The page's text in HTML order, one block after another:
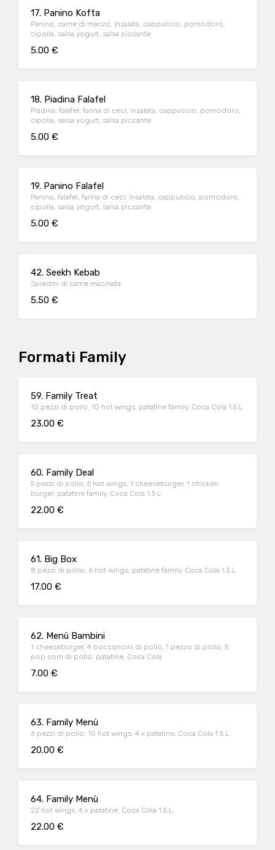
17. Panino Kofta
Panino, carne di manzo, insalata, cappuccio, pomodoro,
cipolla, salsa yogurt, salsa piccante
5.00 €
18. Piadina Falafel
Piadina, falafel, farina di ceci, insalata, cappuccio, pomodoro,
cipolla, salsa yogurt, salsa piccante
5.00 €
19. Panino Falafel
Panino, falafel, farina di ceci, insalata, cappuccio, pomodoro,
cipolla, salsa yogurt, salsa piccante
5.00 €
42. Seekh Kebab
Spiedini di carne macinata
5.50 €
Formati Family
59. Family Treat
10 pezzi di pollo, 10 hot wings, patatine family, Coca Cola 1.5 L
23.00 €
60. Family Deal
5 pezzi di pollo, 5 hot wings, 1 cheeseburger, 1 chicken
burger, patatine family, Coca Cola 1.5 L
22.00 €
61. Big Box
8 pezzi di pollo, 6 hot wings, patatine family, Coca Cola 1.5 L
17.00 €
62. Menù Bambini
1 cheeseburger, 4 bocconcini di pollo, 1 pezzo di pollo, 5
pop corn di pollo, patatine, Coca Cola
7.00 €
63. Family Menù
6 pezzi di pollo, 10 hot wings, 4 x patatine, Coca Cola 1.5 L
20.00 €
64. Family Menù
22 hot wings, 4 x patatine, Coca Cola 1.5 L
22.00 €